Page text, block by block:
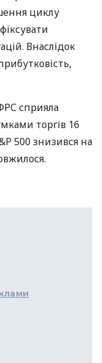
циклу
Внаслідок
сприяла
торгів 16
500 знизився на